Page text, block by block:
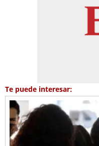
Te puede interesar: